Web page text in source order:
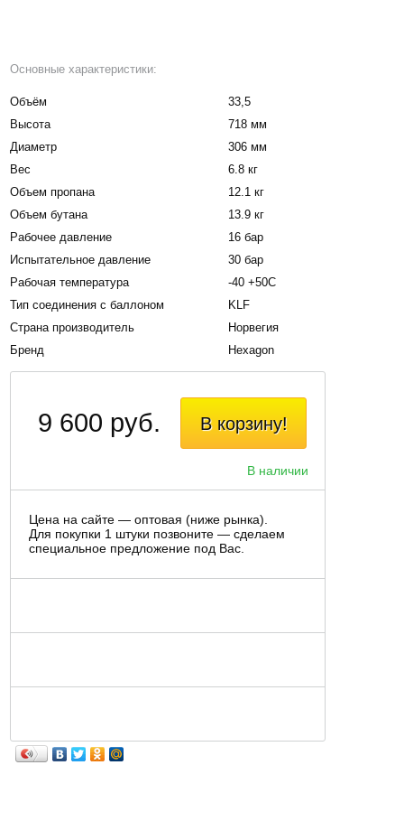
Основные характеристики:
Объём
33,5
Высота
718 мм
Диаметр
306 мм
Вес
6.8 кг
Объем пропана
12.1 кг
Объем бутана
13.9 кг
Рабочее давление
16 бар
Испытательное давление
30 бар
Рабочая температура
-40 +50С
Тип соединения с баллоном
KLF
Страна производитель
Норвегия
Бренд
Hexagon
В корзину!
В наличии
9 600 руб.
Цена на сайте — оптовая (ниже рынка).
Для покупки 1 штуки позвоните — сделаем
специальное предложение под Вас.